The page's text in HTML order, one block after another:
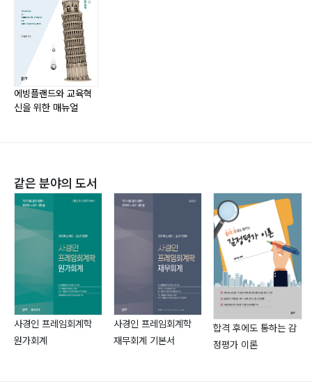
우 67
4. 대학생, 중/고등학생 학교시험기간에 70
5. 스프링(양장)제본 제품을 이어서 사용하는 방법 75
a. 두 권을 한동안 같이 사용한다 75
b. 핸드폰 카메라를 활용하자 76
c. 100일, 180일 제품 호환사용법 76
8. 만년형 제품 사용 시 압박감을 느끼고 싶을 때 83
9. 수험공부 와중에 에빙플랜드 발견하여 사용 시 85
a. 이미 진도 공부한 날 수가 14일 이하인 경우 85
b. 이미 진도 공부한 날 수가 14일 초과인 경우 85
C. 세부적인 공부전술에 관련된 Tip을 참고하려면 87
PART 3 에빙플랜드를 통한 제안
에빙플랜드와 교육혁
신을 위한 매뉴얼
같은 분야의 도서
사경인 프레임회계학
원가회계
사경인 프레임회계학
재무회계 기본서
합격 후에도 통하는 감
정평가 이론